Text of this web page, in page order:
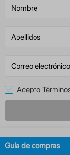
Acepto
Guía de compras